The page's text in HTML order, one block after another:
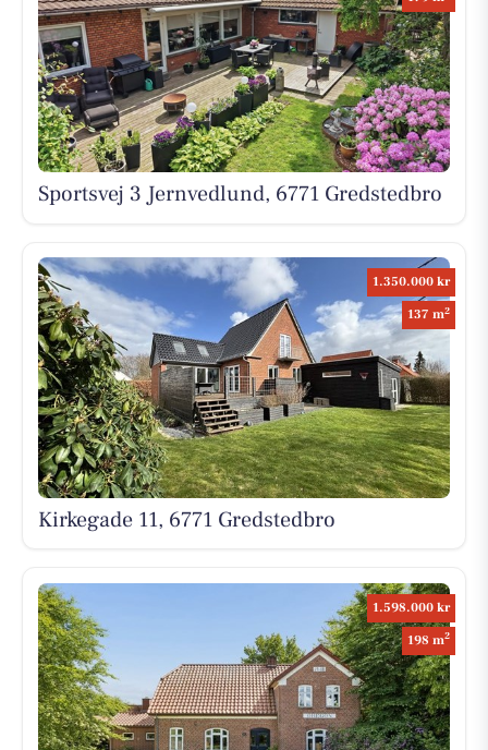
Sportsvej 3 Jernvedlund, 6771 Gredstedbro
1.350.000 kr
137 m2
Kirkegade 11, 6771 Gredstedbro
1.598.000 kr
198 m2